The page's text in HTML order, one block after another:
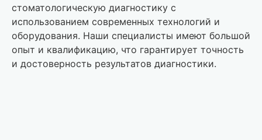
стоматологическую диагностику с
использованием современных технологий и
оборудования. Наши специалисты имеют большой
опыт и квалификацию, что гарантирует точность
и достоверность результатов диагностики.